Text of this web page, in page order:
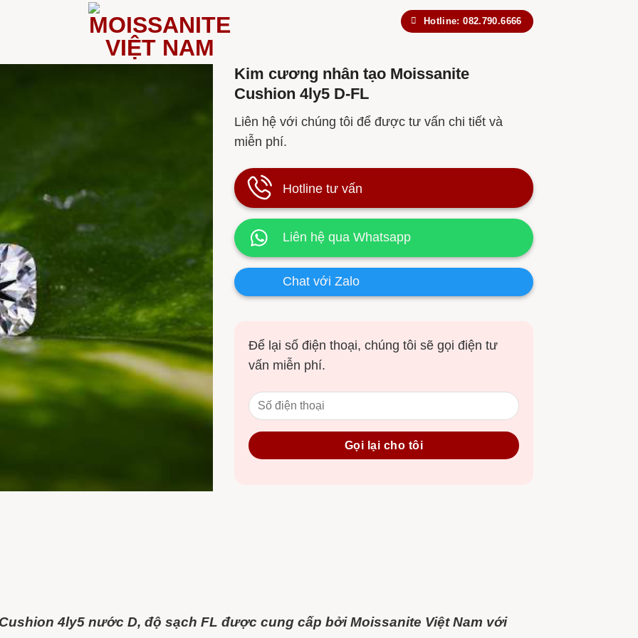
Hotline: 082.790.6666
Kim cương nhân tạo Moissanite
Cushion 4ly5 D-FL
Liên hệ với chúng tôi để được tư vấn chi tiết và
miễn phí.
Hotline tư vấn
Liên hệ qua Whatsapp
Chat với Zalo
Để lại số điện thoại, chúng tôi sẽ gọi điện tư
vấn miễn phí.
4ly5 nước D, độ sạch FL được cung cấp bởi Moissanite Việt Nam với